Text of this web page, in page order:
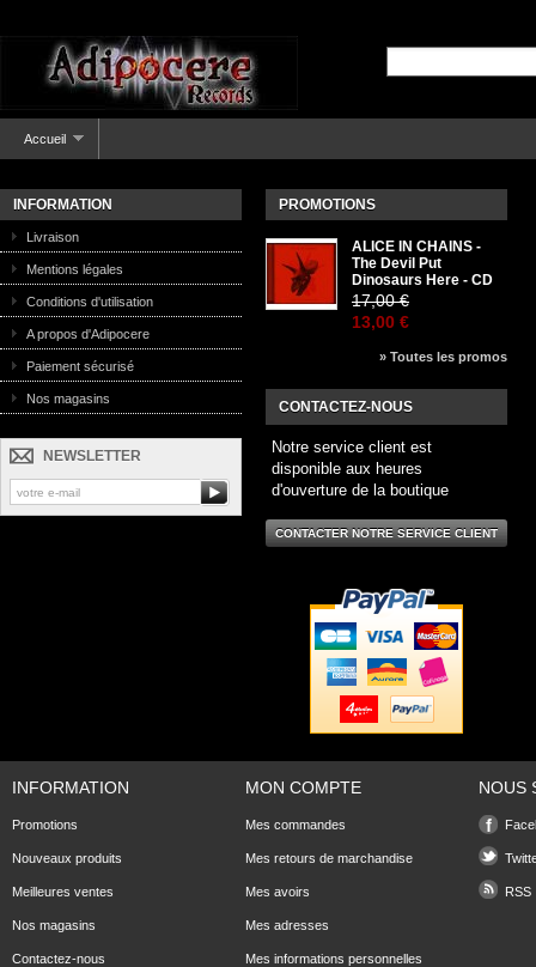
Accueil
INFORMATION
Livraison
Mentions légales
Conditions d'utilisation
A propos d'Adipocere
Paiement sécurisé
Nos magasins
NEWSLETTER
PROMOTIONS
ALICE IN CHAINS -
The Devil Put
Dinosaurs Here - CD
17,00 €
13,00 €
» Toutes les promos
CONTACTEZ-NOUS
Notre service client est
disponible aux heures
d'ouverture de la boutique
CONTACTER NOTRE SERVICE CLIENT
INFORMATION
Promotions
Nouveaux produits
Meilleures ventes
Nos magasins
Contactez-nous
MON COMPTE
Mes commandes
Mes retours de marchandise
Mes avoirs
Mes adresses
Mes informations personnelles
NOUS
RSS